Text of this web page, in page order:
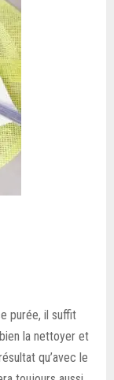
purée, il suffit
la nettoyer et
qu’avec le